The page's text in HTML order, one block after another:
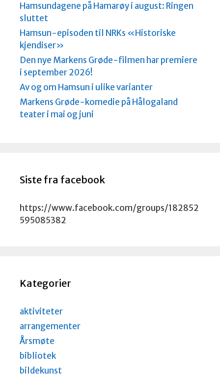
Hamsundagene på Hamarøy i august: Ringen
sluttet
Hamsun-episoden til NRKs «Historiske
kjendiser»
Den nye Markens Grøde-filmen har premiere
i september 2026!
Av og om Hamsun i ulike varianter
Markens Grøde-komedie på Hålogaland
teater i mai og juni
Siste fra facebook
https://www.facebook.com/groups/182852
595085382
Kategorier
aktiviteter
arrangementer
Årsmøte
bibliotek
bildekunst